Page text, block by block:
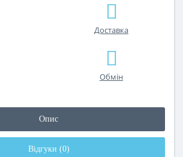
Доставка
Обмін
Опис
Відгуки (0)